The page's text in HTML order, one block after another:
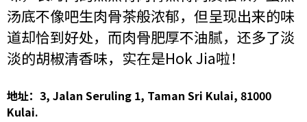
汤底不像吧生肉骨茶般浓郁，但呈现出来的味
道却恰到好处，而肉骨肥厚不油腻，还多了淡
淡的胡椒清香味，实在是Hok Jia啦！
地址：3, Jalan Seruling 1, Taman Sri Kulai, 81000
Kulai.